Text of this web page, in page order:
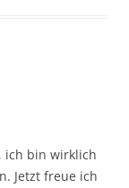
ich bin wirklich
Jetzt freue ich